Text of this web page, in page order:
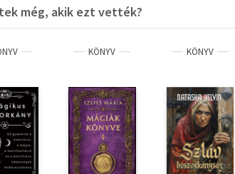
sem elégedett, az elért képességekkel, és az önző
is fel akarja venni a harcot, annak szól a második
még, akik ezt vették?
KÖNYV KÖNYV